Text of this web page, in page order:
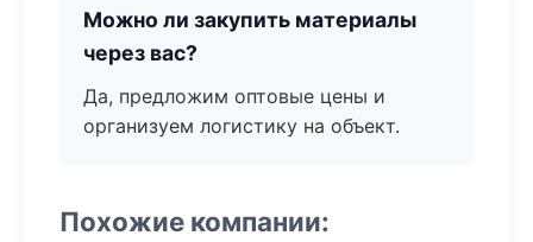
Можно ли закупить материалы
через вас?
Да, предложим оптовые цены и
организуем логистику на объект.
Похожие компании: